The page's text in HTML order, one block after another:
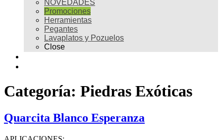
NOVEDADES
Promociones
Herramientas
Pegantes
Lavaplatos y Pozuelos
Close
Categoría: Piedras Exóticas
Quarcita Blanco Esperanza